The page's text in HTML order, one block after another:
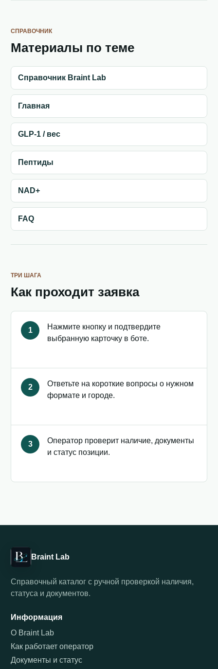
СПРАВОЧНИК
Материалы по теме
Справочник Braint Lab
Главная
GLP-1 / вес
Пептиды
NAD+
FAQ
ТРИ ШАГА
Как проходит заявка
1
Нажмите кнопку и подтвердите
выбранную карточку в боте.
2
Ответьте на короткие вопросы о нужном
формате и городе.
3
Оператор проверит наличие, документы
и статус позиции.
Braint Lab
Справочный каталог с ручной проверкой наличия,
статуса и документов.
Информация
О Braint Lab
Как работает оператор
Документы и статус